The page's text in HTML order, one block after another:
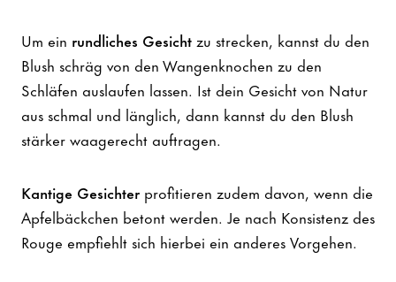
Um ein rundliches Gesichtzu strecken, kannst du den
Blush schräg von den Wangenknochen zu den
Schläfen auslaufen lassen. Ist dein Gesicht von Natur
aus schmal und länglich, dann kannst du den Blush
stärker waagerecht auftragen.
Kantige Gesichterprofitieren zudem davon, wenn die
Apfelbäckchen betont werden. Je nach Konsistenz des
Rouge empfiehlt sich hierbei ein anderes Vorgehen.